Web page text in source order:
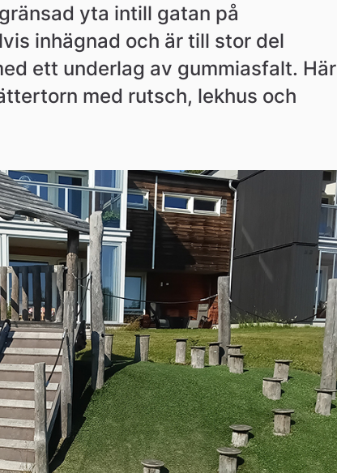
yta intill gatan på
inhägnad och är till stor del
ett underlag av gummiasfalt. Här
med rutsch, lekhus och